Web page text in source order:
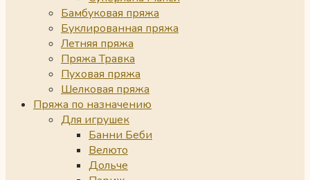
Бамбуковая пряжа
Буклированная пряжа
Летняя пряжа
Пряжа Травка
Пуховая пряжа
Шелковая пряжа
Пряжа по назначению
Для игрушек
Банни Беби
Велюто
Дольче